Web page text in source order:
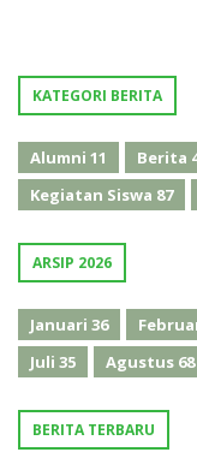
KATEGORI BERITA
Alumni 11 Berita
Kegiatan Siswa 87
ARSIP 2026
Januari 36
Juli 35 Agustus 68
BERITA TERBARU